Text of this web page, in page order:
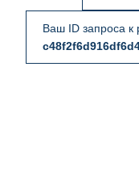
Ваш ID запроса к